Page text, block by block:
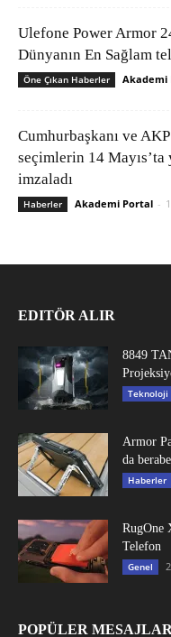
Ulefone Power Armor
Dünyanın En Sağlam
Öne Çıkan Haberler Akademi
Cumhurbaşkanı ve
seçimlerin 14 Mayıs’ta
imzaladı
Haberler Akademi Portal -
EDITÖR ALIR
8849
Teknoloji
Armor
da
Haberler
RugOne
Telefon
Genel
POPÜLER MESAJLAR